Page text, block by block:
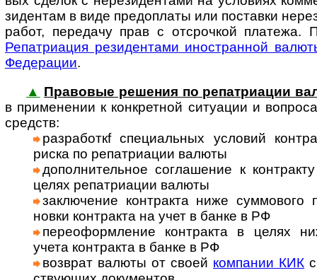
зиден­там в виде предо­платы или поста­вки
работ, пере­дачу прав с отсроч­кой пла­тежа.
Репат­риа­ция рези­ден­тами ино­ст­ран­ной
Феде­рации.
▲ Правовые решения по репатриации
в при­мене­нии к кон­к­рет­ной ситу­ации и
средств:
раз­ра­бо­ткf спе­ци­а­ль­ных ус­ло­вий
риска по репат­риа­ции валюты
допол­ни­тель­ное сог­лаше­ние к
целях репат­риа­ции валюты
заклю­чение конт­ракта ниже
новки конт­ракта на учет в банке в РФ
пере­оформ­ле­ние конт­ракта в целях
учета конт­ракта в банке в РФ
возв­рат валюты от своей ком­па­нии КИК